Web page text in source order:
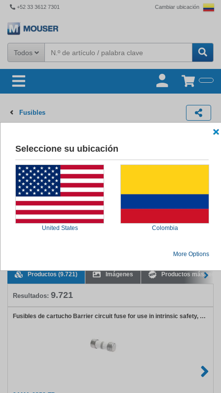
+52 33 3612 7301 Cambiar ubicación
Todos
Fusibles
Cartridge Fusesare in stock with same-day shipping at Mouser from
industry leading manufacturers. Mouser is an authorized distributor for
many cartridge fuse manufacturers including Bel, Eaton, Littelfuse,
Schurter & more.
Productos (9.721) Imágenes Productos más
Resultados: 9.721
Fusibles de cartucho Barrier circuit fuse for use in intrinsic safety, 250mA
Seleccione su ubicación
United States Colombia
More Options